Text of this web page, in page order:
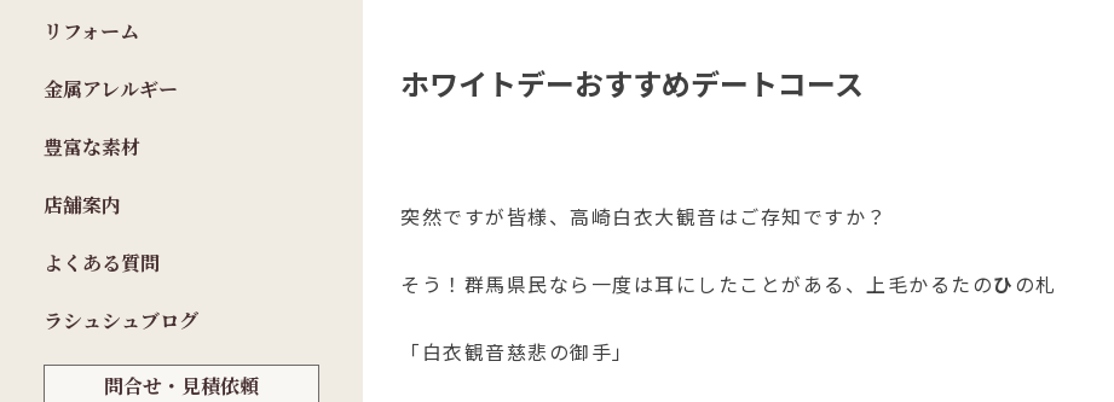
リフォーム
金属アレルギー
豊富な素材
店舗案内
よくある質問
ラシュシュブログ
問合せ・見積依頼
ホワイトデーおすすめデートコース
突然ですが皆様、高崎白衣大観音はご存知ですか？
そう！群馬県民なら一度は耳にしたことがある、上毛かるたのひ の札
「白衣観音慈悲の御手」